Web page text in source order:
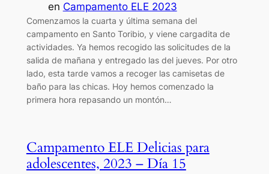
en Campamento ELE 2023
Comenzamos la cuarta y última semana del
campamento en Santo Toribio, y viene cargadita de
actividades. Ya hemos recogido las solicitudes de la
salida de mañana y entregado las del jueves. Por otro
lado, esta tarde vamos a recoger las camisetas de
baño para las chicas. Hoy hemos comenzado la
primera hora repasando un montón…
Campamento ELE Delicias para
adolescentes, 2023 – Día 15